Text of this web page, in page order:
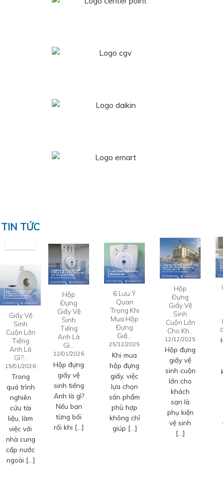
TIN TỨC
Giấy Vệ
Sinh
Cuộn Lớn
Tiếng
Anh Là
Gì?…
15/01/2026
Trong
quá trình
nghiên
cứu tài
liệu, làm
việc với
nhà cung
cấp nước
ngoài […]
Hộp
Đựng
Giấy Vệ
Sinh
Tiếng
Anh Là
Gì…
12/01/2026
Hộp đựng
giấy vệ
sinh tiếng
Anh là gì?
Nếu bạn
từng bối
rối khi […]
6 Lưu Ý
Quan
Trọng Khi
Mua Hộp
Đựng
Giấ…
25/12/2025
Khi mua
hộp đựng
giấy, việc
lựa chọn
sản phẩm
phù hợp
không chỉ
giúp […]
Hộp
Đựng
Giấy Vệ
Sinh
Cuộn Lớn
Cho Kh…
12/12/2025
Hộp đựng
giấy vệ
sinh cuộn
lớn cho
khách
sạn là
phụ kiện
vệ sinh
[…]